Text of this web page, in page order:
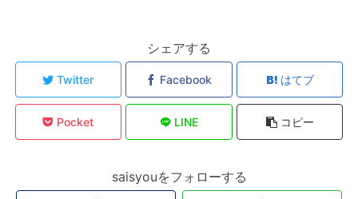
シェアする
Twitter Facebook はてブ
Pocket LINE コピー
saisyouをフォローする